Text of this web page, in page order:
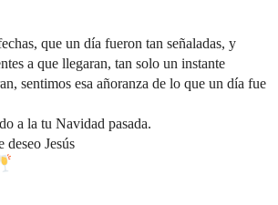
que un día fueron tan señaladas, y
a que llegaran, tan solo un instante
sentimos esa añoranza de lo que un día fue
a la tu Navidad pasada.
deseo Jesús